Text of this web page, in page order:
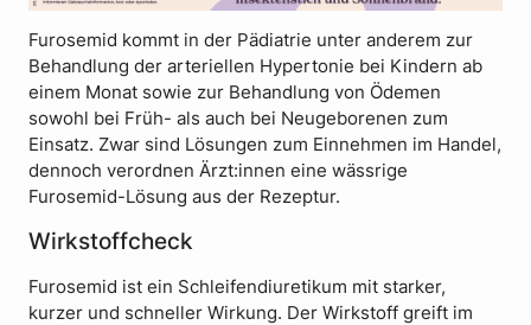
Furosemid kommt in der Pädiatrie unter anderem zur
Behandlung der arteriellen Hypertonie bei Kindern ab
einem Monat sowie zur Behandlung von Ödemen
sowohl bei Früh- als auch bei Neugeborenen zum
Einsatz. Zwar sind Lösungen zum Einnehmen im Handel,
dennoch verordnen Ärzt:innen eine wässrige
Furosemid-Lösung aus der Rezeptur.
Wirkstoffcheck
Furosemid ist ein Schleifendiuretikum mit starker,
kurzer und schneller Wirkung. Der Wirkstoff greift im